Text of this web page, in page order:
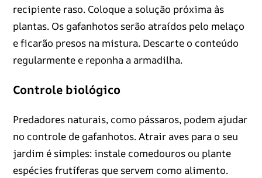
recipiente raso. Coloque a solução próxima às
plantas. Os gafanhotos serão atraídos pelo melaço
e ficarão presos na mistura. Descarte o conteúdo
regularmente e reponha a armadilha.
Controle biológico
Predadores naturais, como pássaros, podem ajudar
no controle de gafanhotos. Atrair aves para o seu
jardim é simples: instale comedouros ou plante
espécies frutíferas que servem como alimento.